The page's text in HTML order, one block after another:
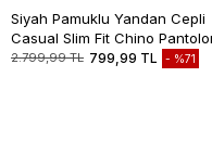
Siyah Pamuklu Yandan Cepli
Casual Slim Fit Chino
1003235117
2.799,99 TL 799,99 TL %71